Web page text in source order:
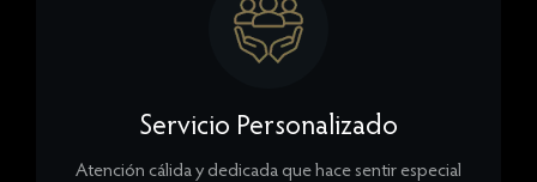
Servicio Personalizado
Atención cálida y dedicada que hace sentir especial